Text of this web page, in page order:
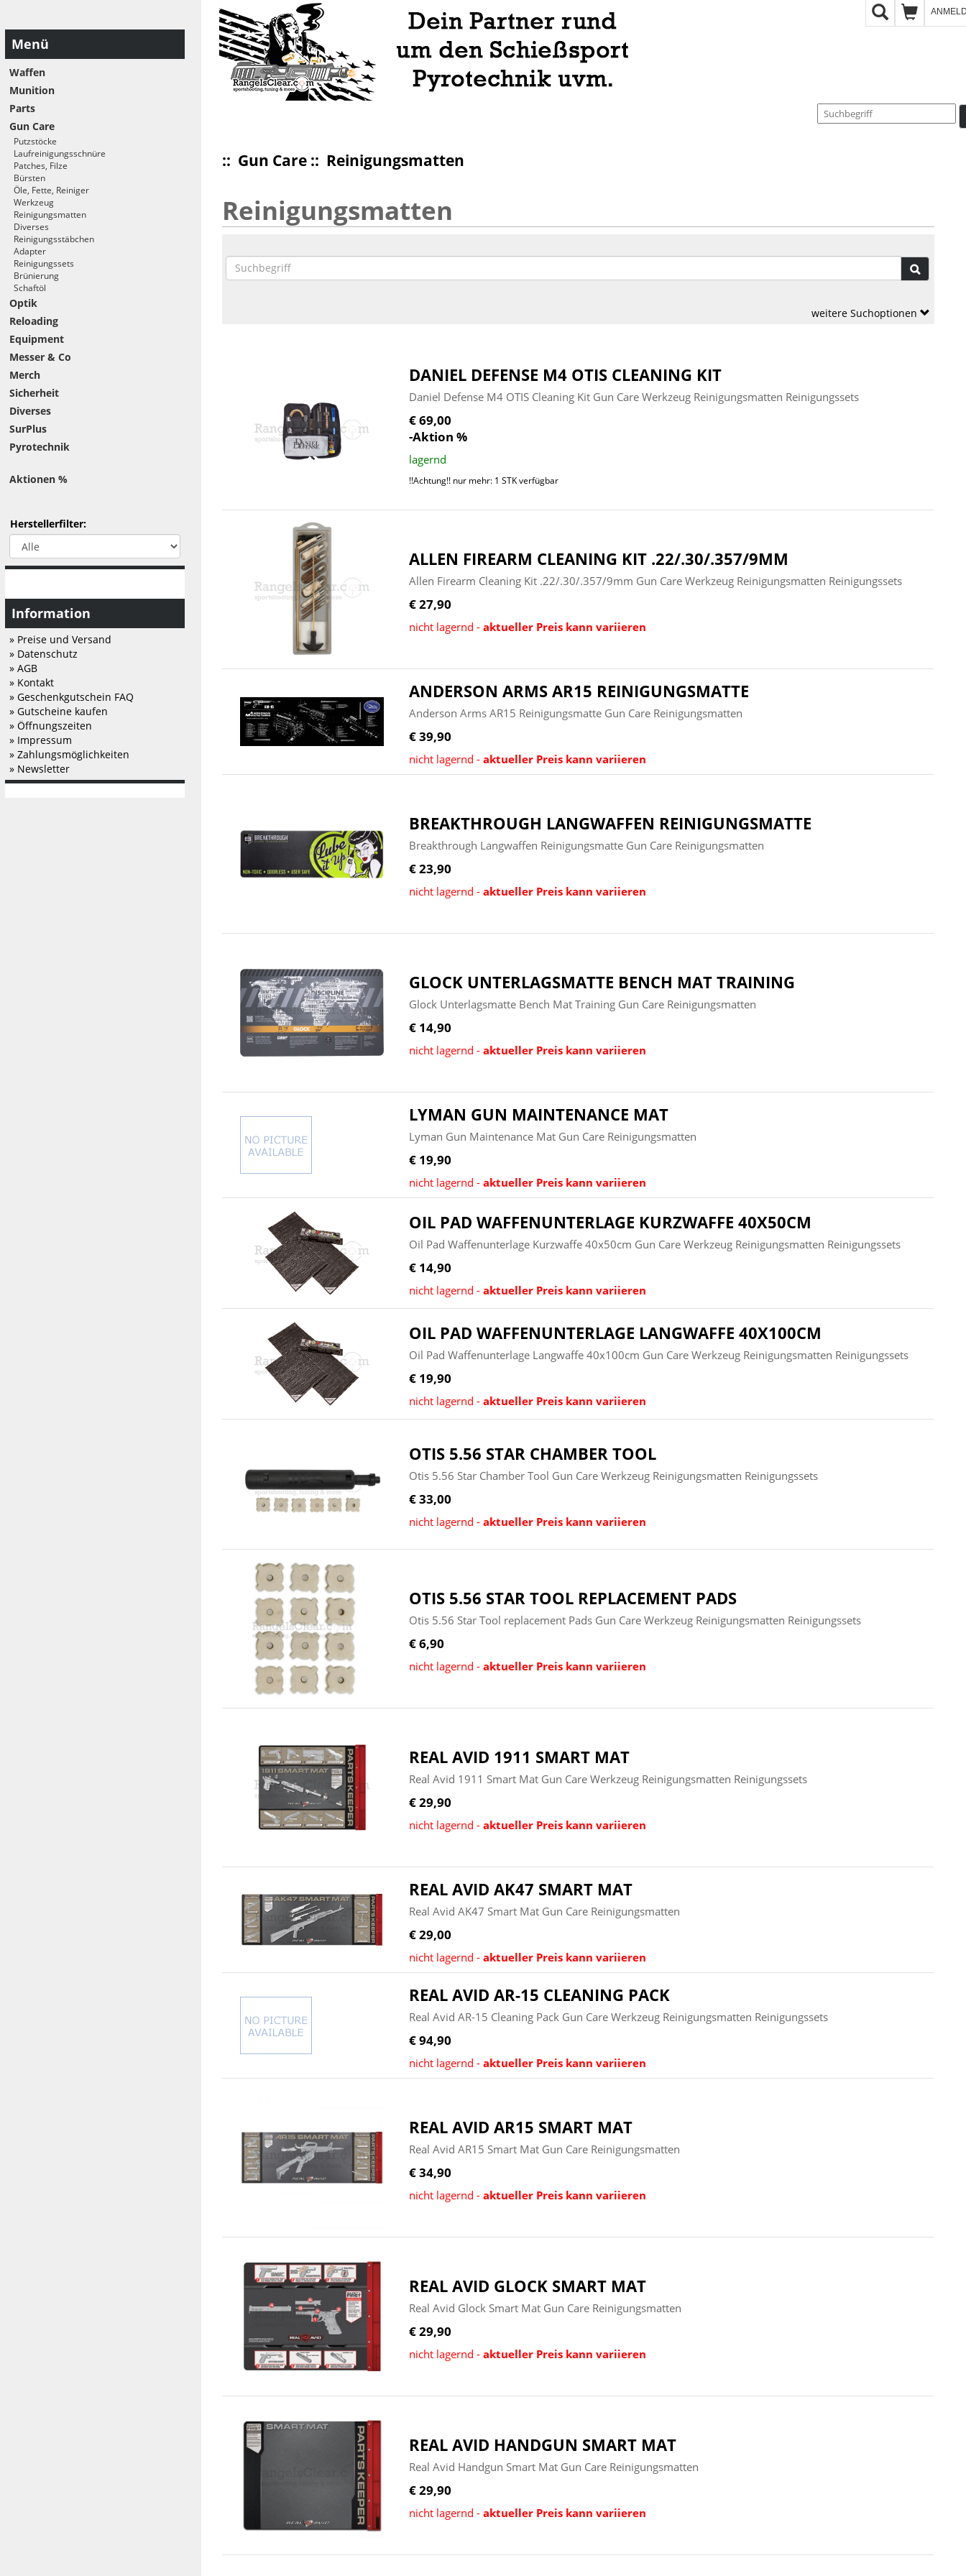
Menü
Waffen
Munition
Parts
Gun Care
Putzstöcke
Laufreinigungsschnüre
Patches, Filze
Bürsten
Öle, Fette, Reiniger
Werkzeug
Reinigungsmatten
Diverses
Reinigungsstäbchen
Adapter
Reinigungssets
Brünierung
Schaftöl
Optik
Reloading
Equipment
Messer & Co
Merch
Sicherheit
Diverses
SurPlus
Pyrotechnik
Aktionen %
Herstellerfilter:
Information
» Preise und Versand
» Datenschutz
» AGB
» Kontakt
» Geschenkgutschein FAQ
» Gutscheine kaufen
» Öffnungszeiten
» Impressum
» Zahlungsmöglichkeiten
» Newsletter
:: Gun Care:: Reinigungsmatten
Reinigungsmatten
weitere Suchoptionen
DANIEL DEFENSE M4 OTIS CLEANING KIT
Daniel Defense M4 OTIS Cleaning Kit Gun Care Werkzeug Reinigungsmatten Reinigungssets
€ 69,00
-Aktion %
lagernd
!!Achtung!! nur mehr: 1 STK verfügbar
ALLEN FIREARM CLEANING KIT .22/.30/.357/9MM
Allen Firearm Cleaning Kit .22/.30/.357/9mm Gun Care Werkzeug Reinigungsmatten Reinigungssets
€ 27,90
nicht lagernd - aktueller Preis kann variieren
ANDERSON ARMS AR15 REINIGUNGSMATTE
Anderson Arms AR15 Reinigungsmatte Gun Care Reinigungsmatten
€ 39,90
nicht lagernd - aktueller Preis kann variieren
BREAKTHROUGH LANGWAFFEN REINIGUNGSMATTE
Breakthrough Langwaffen Reinigungsmatte Gun Care Reinigungsmatten
€ 23,90
nicht lagernd - aktueller Preis kann variieren
GLOCK UNTERLAGSMATTE BENCH MAT TRAINING
Glock Unterlagsmatte Bench Mat Training Gun Care Reinigungsmatten
€ 14,90
nicht lagernd - aktueller Preis kann variieren
LYMAN GUN MAINTENANCE MAT
Lyman Gun Maintenance Mat Gun Care Reinigungsmatten
€ 19,90
nicht lagernd - aktueller Preis kann variieren
OIL PAD WAFFENUNTERLAGE KURZWAFFE 40X50CM
Oil Pad Waffenunterlage Kurzwaffe 40x50cm Gun Care Werkzeug Reinigungsmatten Reinigungssets
€ 14,90
nicht lagernd - aktueller Preis kann variieren
OIL PAD WAFFENUNTERLAGE LANGWAFFE 40X100CM
Oil Pad Waffenunterlage Langwaffe 40x100cm Gun Care Werkzeug Reinigungsmatten Reinigungssets
€ 19,90
nicht lagernd - aktueller Preis kann variieren
OTIS 5.56 STAR CHAMBER TOOL
Otis 5.56 Star Chamber Tool Gun Care Werkzeug Reinigungsmatten Reinigungssets
€ 33,00
nicht lagernd - aktueller Preis kann variieren
OTIS 5.56 STAR TOOL REPLACEMENT PADS
Otis 5.56 Star Tool replacement Pads Gun Care Werkzeug Reinigungsmatten Reinigungssets
€ 6,90
nicht lagernd - aktueller Preis kann variieren
REAL AVID 1911 SMART MAT
Real Avid 1911 Smart Mat Gun Care Werkzeug Reinigungsmatten Reinigungssets
€ 29,90
nicht lagernd - aktueller Preis kann variieren
REAL AVID AK47 SMART MAT
Real Avid AK47 Smart Mat Gun Care Reinigungsmatten
€ 29,00
nicht lagernd - aktueller Preis kann variieren
REAL AVID AR-15 CLEANING PACK
Real Avid AR-15 Cleaning Pack Gun Care Werkzeug Reinigungsmatten Reinigungssets
€ 94,90
nicht lagernd - aktueller Preis kann variieren
REAL AVID AR15 SMART MAT
Real Avid AR15 Smart Mat Gun Care Reinigungsmatten
€ 34,90
nicht lagernd - aktueller Preis kann variieren
REAL AVID GLOCK SMART MAT
Real Avid Glock Smart Mat Gun Care Reinigungsmatten
€ 29,90
nicht lagernd - aktueller Preis kann variieren
REAL AVID HANDGUN SMART MAT
Real Avid Handgun Smart Mat Gun Care Reinigungsmatten
€ 29,90
nicht lagernd - aktueller Preis kann variieren